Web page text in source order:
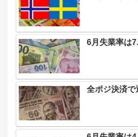
6月失業率は
全ポジ決済